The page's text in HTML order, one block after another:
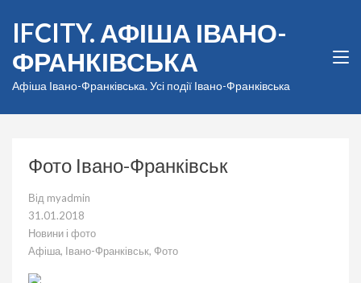
вмісту
(натисніть
Enter)
IFCITY. АФІША ІВАНО-
ФРАНКІВСЬКА
Афіша Івано-Франківська. Усі події Івано-Франківська
Фото Івано-Франківськ
Від myadmin
31.01.2018
Новини і фото
Афіша, Івано-Франківськ, Фото